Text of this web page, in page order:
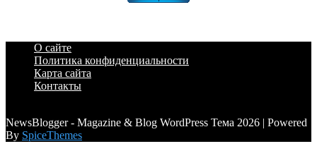
О сайте
Политика конфиденциальности
Карта сайта
Контакты
NewsBlogger - Magazine & Blog WordPress Тема 2026 | Powered
By SpiceThemes